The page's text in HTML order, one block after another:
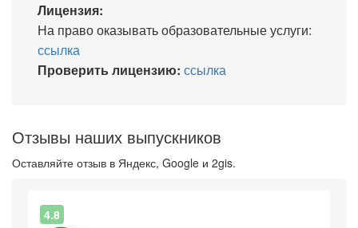
Лицензия:
На право оказывать образовательные услуги:
ссылка
Проверить лицензию: ссылка
Отзывы наших выпускников
Оставляйте отзыв в Яндекс, Google и 2gis.
4.8